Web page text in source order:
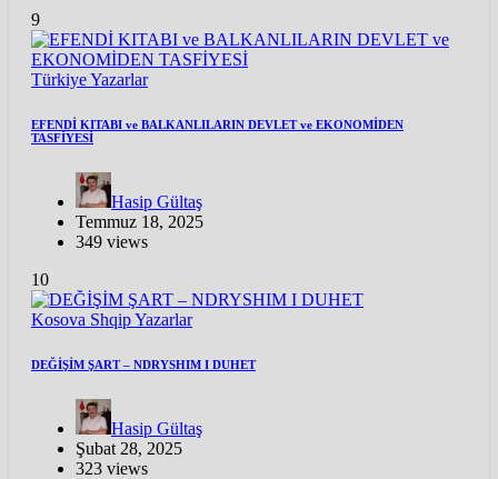
9
TürkiyeYazarlar
EFENDİ KITABI ve BALKANLILARIN DEVLET ve EKONOMİDEN
TASFİYESİ
Hasip Gültaş
Temmuz 18, 2025
349 views
10
Kosova ShqipYazarlar
DEĞİŞİM ŞART – NDRYSHIM I DUHET
Hasip Gültaş
Şubat 28, 2025
323 views